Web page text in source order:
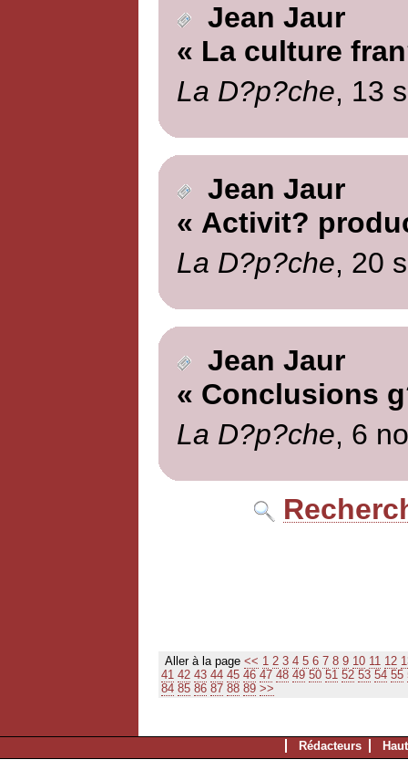
Jean Jaur
« La culture
La D?p?che, 13
Jean Jaur
« Activit?
La D?p?che, 20
Jean Jaur
« Conclusions
La D?p?che, 6
Aller à la page << 1 2 3 4 5 6 7 8 9 10 11 12
41 42 43 44 45 46 47 48 49 50 51 52 53 54 55
84 85 86 87 88 89 >>
Rédacteurs